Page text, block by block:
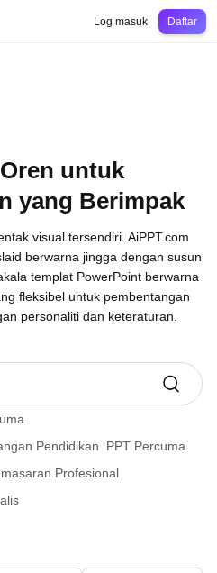
PendidikanGuru
Log masuk Daftar
untuk
yang Berimpak
visual tersendiri. AiPPT.com
berwarna jingga dengan susun
templat PowerPoint berwarna
fleksibel untuk pembentangan
personaliti dan keteraturan.
Pendidikan
PPT Percuma
Profesional